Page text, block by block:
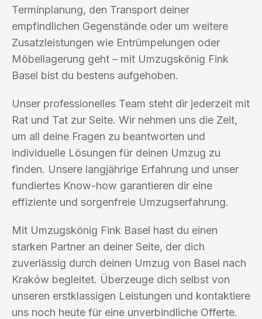
Terminplanung, den Transport deiner
empfindlichen Gegenstände oder um weitere
Zusatzleistungen wie Entrümpelungen oder
Möbellagerung geht – mit Umzugskönig Fink
Basel bist du bestens aufgehoben.
Unser professionelles Team steht dir jederzeit mit
Rat und Tat zur Seite. Wir nehmen uns die Zeit,
um all deine Fragen zu beantworten und
individuelle Lösungen für deinen Umzug zu
finden. Unsere langjährige Erfahrung und unser
fundiertes Know-how garantieren dir eine
effiziente und sorgenfreie Umzugserfahrung.
Mit Umzugskönig Fink Basel hast du einen
starken Partner an deiner Seite, der dich
zuverlässig durch deinen Umzug von Basel nach
Kraków begleitet. Überzeuge dich selbst von
unseren erstklassigen Leistungen und kontaktiere
uns noch heute für eine unverbindliche Offerte.